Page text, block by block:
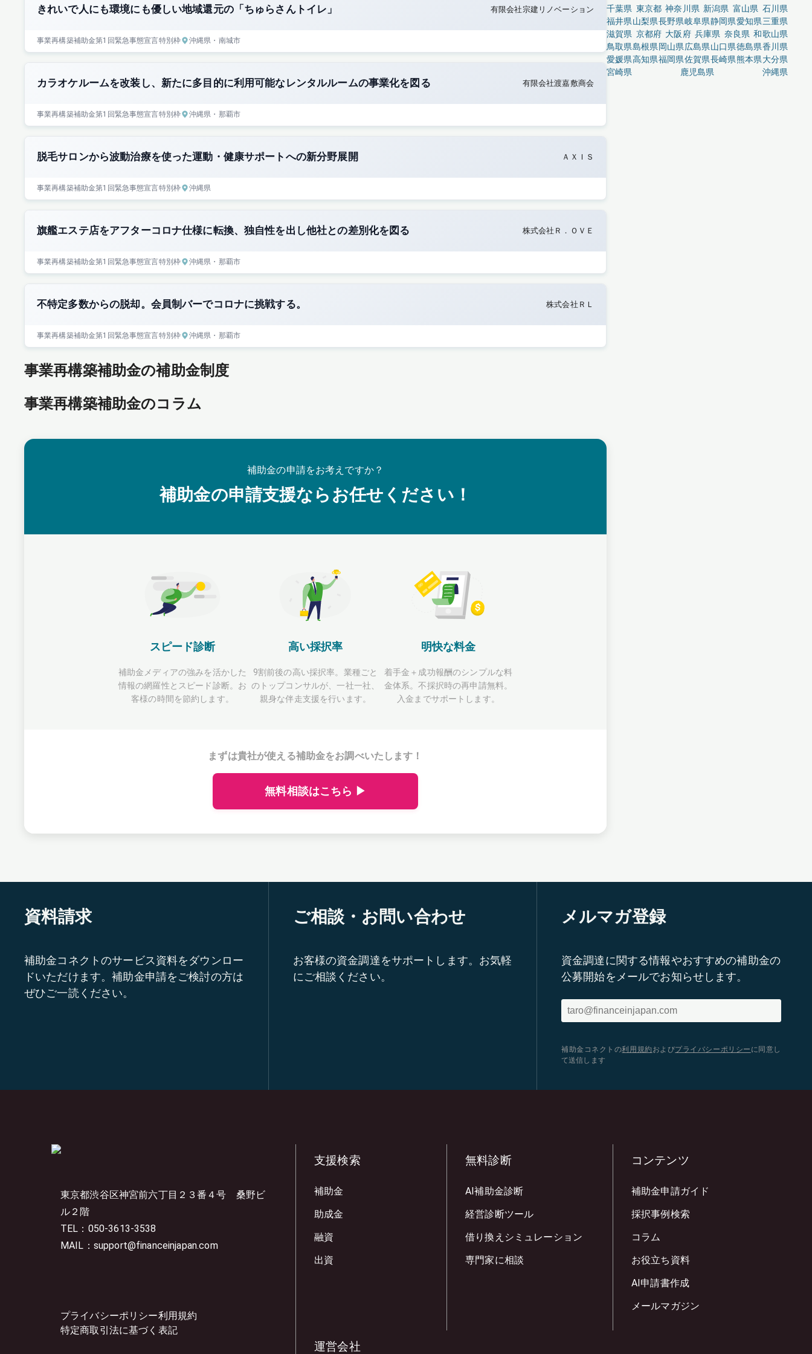
きれいで人にも環境にも優しい地域還元の「ちゅらさんトイレ」 有限会社宗建リノベーション
事業再構築補助金第1回緊急事態宣言特別枠 沖縄県 ・南城市
カラオケルームを改装し、新たに多目的に利用可能なレンタルルームの事業化を図る 有限会社渡嘉敷商会
事業再構築補助金第1回緊急事態宣言特別枠 沖縄県 ・那覇市
脱毛サロンから波動治療を使った運動・健康サポートへの新分野展開 ＡＸＩＳ
事業再構築補助金第1回緊急事態宣言特別枠 沖縄県
旗艦エステ店をアフターコロナ仕様に転換、独自性を出し他社との差別化を図る 株式会社Ｒ．ＯＶＥ
事業再構築補助金第1回緊急事態宣言特別枠 沖縄県 ・那覇市
不特定多数からの脱却。会員制バーでコロナに挑戦する。 株式会社ＲＬ
事業再構築補助金第1回緊急事態宣言特別枠 沖縄県 ・那覇市
事業再構築補助金の補助金制度
事業再構築補助金のコラム
補助金の申請をお考えですか？
補助金の申請支援ならお任せください！
スピード診断
補助金メディアの強みを活かした
情報の網羅性とスピード診断。お
客様の時間を節約します。
高い採択率
9割前後の高い採択率。業種ごと
のトップコンサルが、一社一社、
親身な伴走支援を行います。
明快な料金
着手金＋成功報酬のシンプルな料
金体系。不採択時の再申請無料。
入金までサポートします。
まずは貴社が使える補助金をお調べいたします！
無料相談はこちら ▶
千葉県 東京都 神奈川県 新潟県 富山県 石川県
福井県山梨県長野県岐阜県静岡県愛知県三重県
滋賀県 京都府 大阪府 兵庫県 奈良県 和歌山県
鳥取県島根県岡山県広島県山口県徳島県香川県
愛媛県高知県福岡県佐賀県長崎県熊本県大分県
宮崎県
鹿児島県 沖縄県
資料請求
補助金コネクトのサービス資料をダウンロー
ドいただけます。補助金申請をご検討の方は
ぜひご一読ください。
ご相談・お問い合わせ
お客様の資金調達をサポートします。お気軽
にご相談ください。
メルマガ登録
資金調達に関する情報やおすすめの補助金の
公募開始をメールでお知らせします。
補助金コネクトの利用規約 およびプライバシーポリシー に同意し
て送信します
東京都渋谷区神宮前六丁目２３番４号 桑野ビ
ル２階
TEL：050-3613-3538
MAIL：support@financeinjapan.com
プライバシーポリシー利用規約
特定商取引法に基づく表記
支援検索
補助金
助成金
融資
出資
無料診断
AI補助金診断
経営診断ツール
借り換えシミュレーション
専門家に相談
コンテンツ
補助金申請ガイド
採択事例検索
コラム
お役立ち資料
AI申請書作成
メールマガジン
運営会社